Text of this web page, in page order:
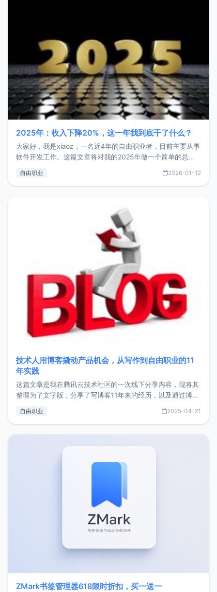
2025年：收入下降20%，这一年我到底干了什么？
大家好，我是xiaoz，一名近4年的自由职业者，目前主要从事
软件开发工作。这篇文章将对我的2025年做一个简单的总
收入下降20%，但却过得很充实，2026年不求突破，但求保
自由职业 2026-01-12
技术人用博客撬动产品机会，从写作到自由职业的11
年实践
这篇文章是我在腾讯云技术社区的一次线下分享内容，现将其
整理为了文字版，分享了写博客11年来的经历，以及通过博客
了我的首个产品ImgURL的真实数据和产品现状。自我介绍大
自由职业 2025-04-21
ZMark书签管理器618限时折扣，买一送一